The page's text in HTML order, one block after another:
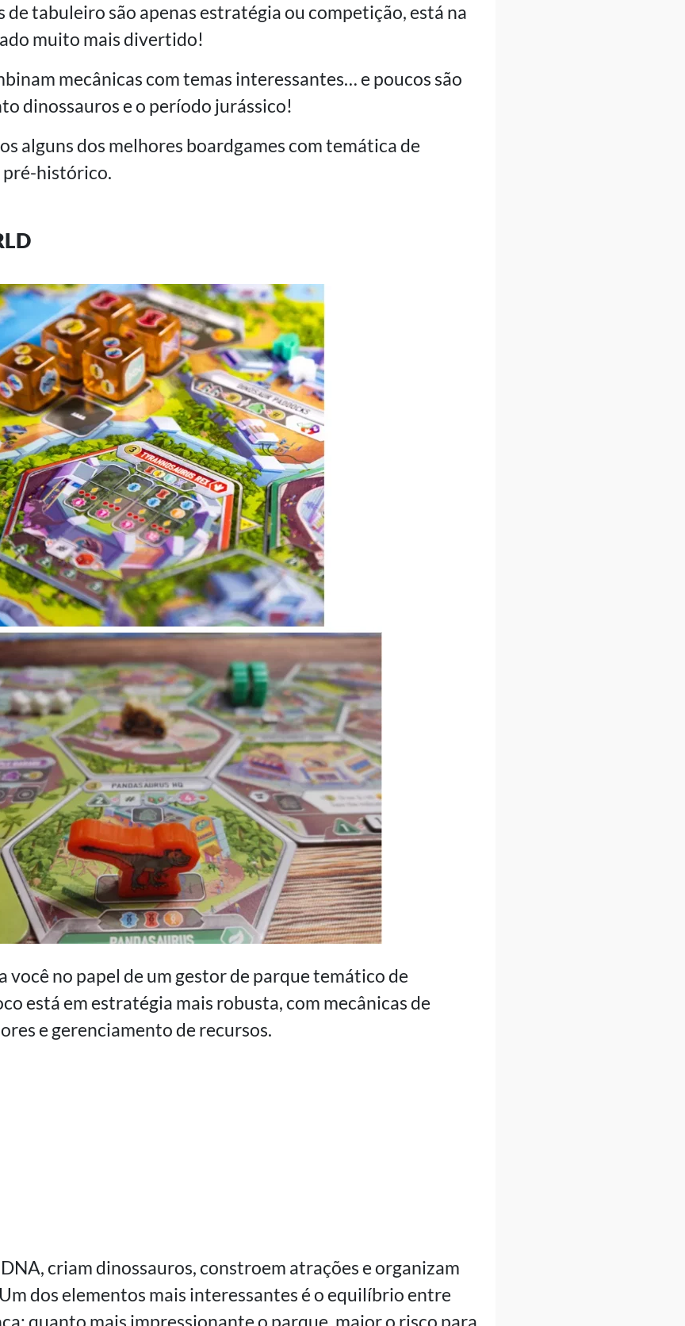
de tabuleiro são apenas estratégia ou competição, está na
muito mais divertido!
mecânicas com temas interessantes… e poucos são
dinossauros e o período jurássico!
alguns dos melhores boardgames com temática de
pré-histórico.
você no papel de um gestor de parque temático de
está em estratégia mais robusta, com mecânicas de
e gerenciamento de recursos.
criam dinossauros, constroem atrações e organizam
dos elementos mais interessantes é o equilíbrio entre
quanto mais impressionante o parque, maior o risco para